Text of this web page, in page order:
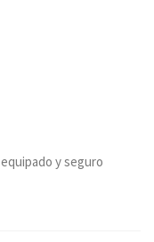
y seguro